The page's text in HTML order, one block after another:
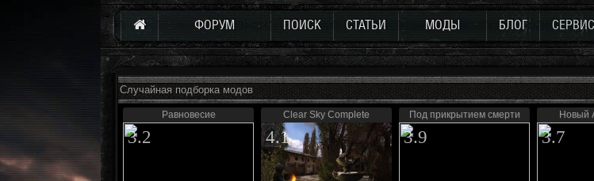
ФОРУМ ПОИСК СТАТЬИ МОДЫ БЛОГ
Случайная подборка модов
Равновесие
3.2
Clear Sky Complete
4.1
Под прикрытием смерти
3.9
Новый
3.7